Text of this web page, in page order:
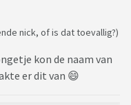
nick, of is dat toevallig?)
kon de naam van
er dit van 😄